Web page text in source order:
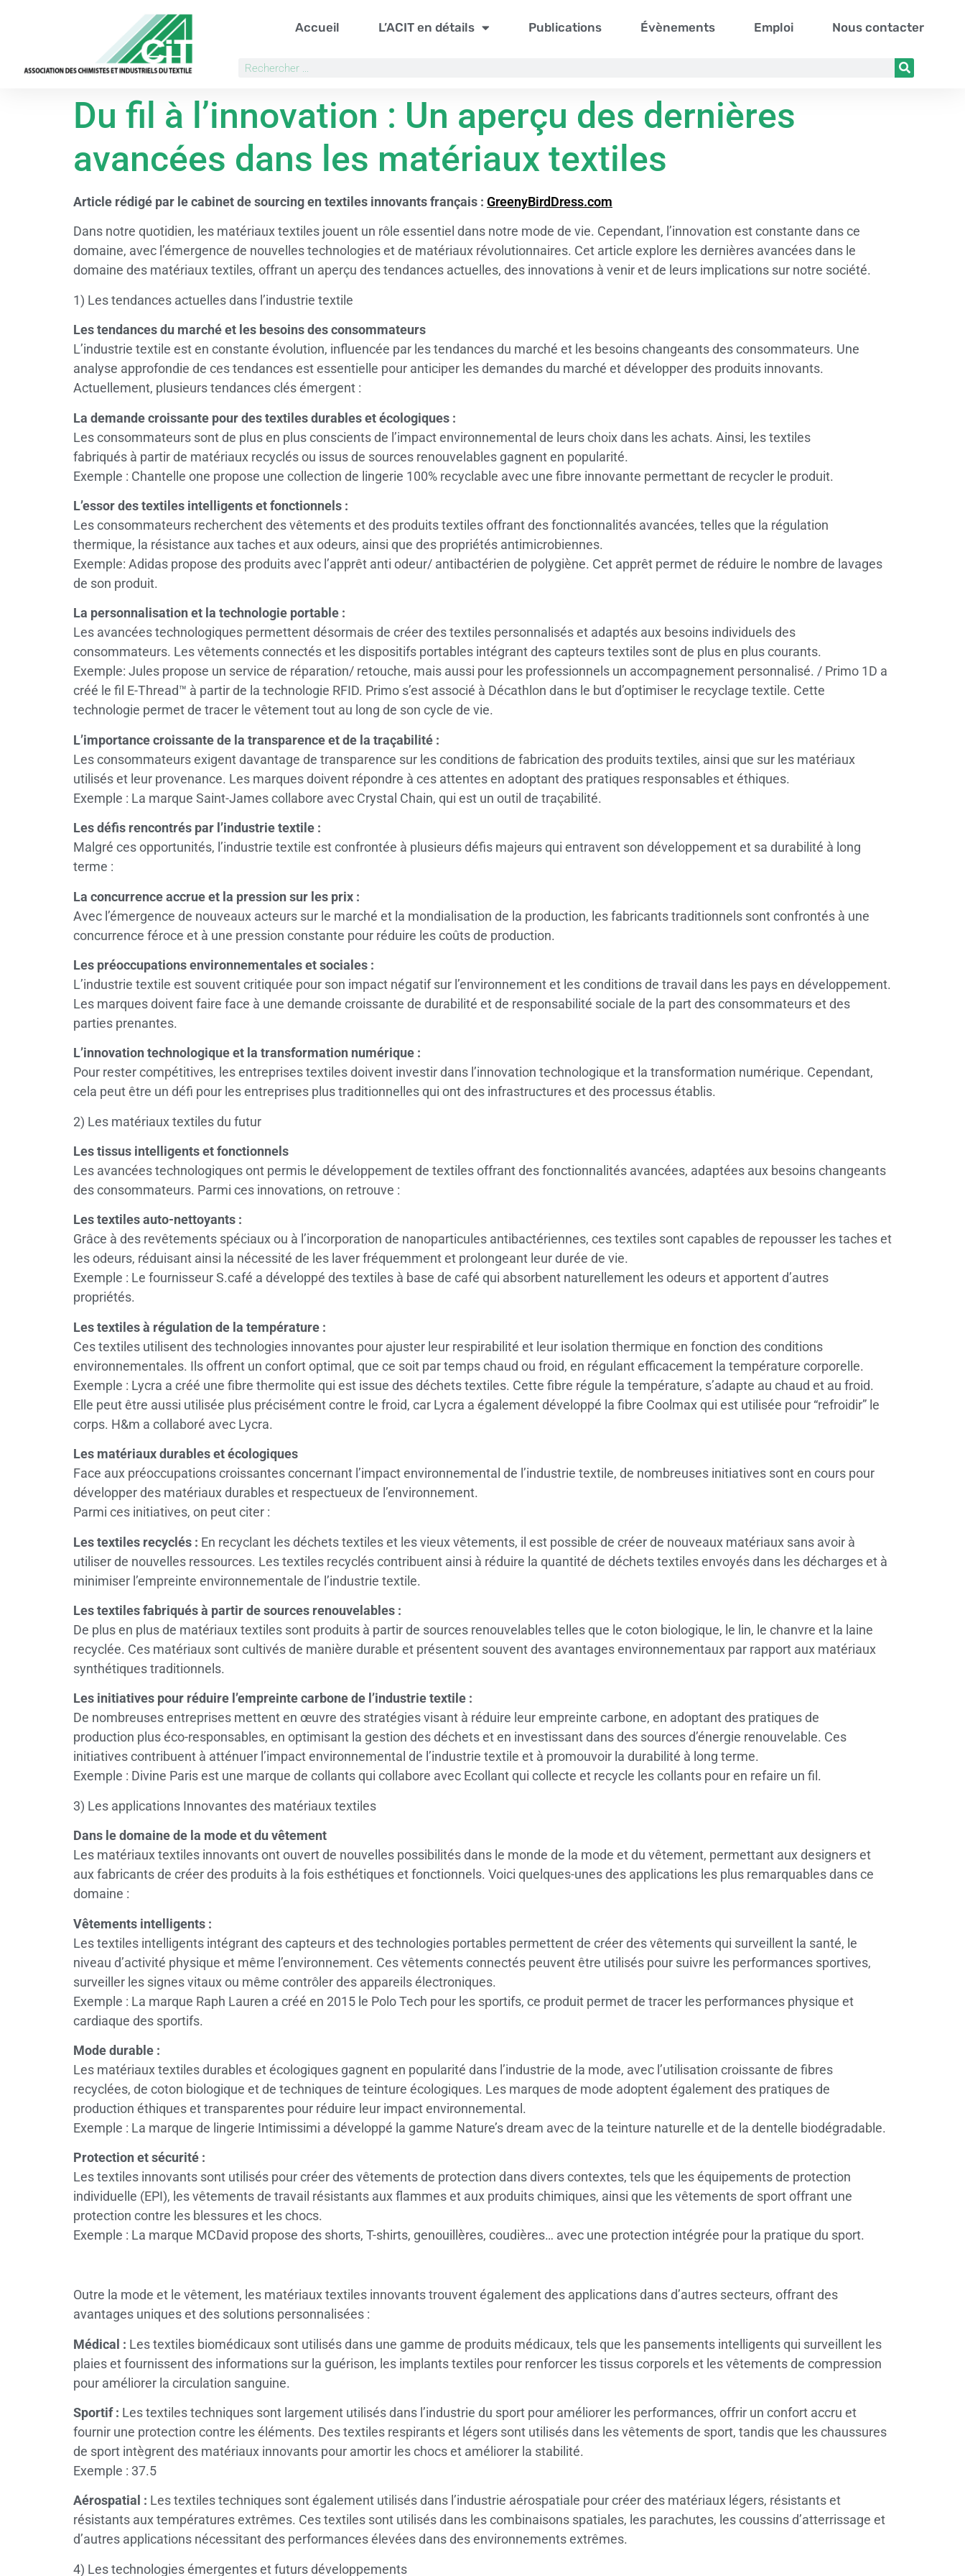
Accueil L’ACIT en détails Publications Évènements Emploi Nous contacter
Du fil à l’innovation : Un aperçu des dernières
avancées dans les matériaux textiles
Article rédigé par le cabinet de sourcing en textiles innovants français : GreenyBirdDress.com
Dans notre quotidien, les matériaux textiles jouent un rôle essentiel dans notre mode de vie. Cependant, l’innovation est constante dans ce
domaine, avec l’émergence de nouvelles technologies et de matériaux révolutionnaires. Cet article explore les dernières avancées dans le
domaine des matériaux textiles, offrant un aperçu des tendances actuelles, des innovations à venir et de leurs implications sur notre société.
1) Les tendances actuelles dans l’industrie textile
Les tendances du marché et les besoins des consommateurs
L’industrie textile est en constante évolution, influencée par les tendances du marché et les besoins changeants des consommateurs. Une
analyse approfondie de ces tendances est essentielle pour anticiper les demandes du marché et développer des produits innovants.
Actuellement, plusieurs tendances clés émergent :
La demande croissante pour des textiles durables et écologiques :
Les consommateurs sont de plus en plus conscients de l’impact environnemental de leurs choix dans les achats. Ainsi, les textiles
fabriqués à partir de matériaux recyclés ou issus de sources renouvelables gagnent en popularité.
Exemple : Chantelle one propose une collection de lingerie 100% recyclable avec une fibre innovante permettant de recycler le produit.
L’essor des textiles intelligents et fonctionnels :
Les consommateurs recherchent des vêtements et des produits textiles offrant des fonctionnalités avancées, telles que la régulation
thermique, la résistance aux taches et aux odeurs, ainsi que des propriétés antimicrobiennes.
Exemple: Adidas propose des produits avec l’apprêt anti odeur/ antibactérien de polygiène. Cet apprêt permet de réduire le nombre de lavages
de son produit.
La personnalisation et la technologie portable :
Les avancées technologiques permettent désormais de créer des textiles personnalisés et adaptés aux besoins individuels des
consommateurs. Les vêtements connectés et les dispositifs portables intégrant des capteurs textiles sont de plus en plus courants.
Exemple: Jules propose un service de réparation/ retouche, mais aussi pour les professionnels un accompagnement personnalisé. / Primo 1D a
créé le fil E-Thread™ à partir de la technologie RFID. Primo s’est associé à Décathlon dans le but d’optimiser le recyclage textile. Cette
technologie permet de tracer le vêtement tout au long de son cycle de vie.
L’importance croissante de la transparence et de la traçabilité :
Les consommateurs exigent davantage de transparence sur les conditions de fabrication des produits textiles, ainsi que sur les matériaux
utilisés et leur provenance. Les marques doivent répondre à ces attentes en adoptant des pratiques responsables et éthiques.
Exemple : La marque Saint-James collabore avec Crystal Chain, qui est un outil de traçabilité.
Les défis rencontrés par l’industrie textile :
Malgré ces opportunités, l’industrie textile est confrontée à plusieurs défis majeurs qui entravent son développement et sa durabilité à long
terme :
La concurrence accrue et la pression sur les prix :
Avec l’émergence de nouveaux acteurs sur le marché et la mondialisation de la production, les fabricants traditionnels sont confrontés à une
concurrence féroce et à une pression constante pour réduire les coûts de production.
Les préoccupations environnementales et sociales :
L’industrie textile est souvent critiquée pour son impact négatif sur l’environnement et les conditions de travail dans les pays en développement.
Les marques doivent faire face à une demande croissante de durabilité et de responsabilité sociale de la part des consommateurs et des
parties prenantes.
L’innovation technologique et la transformation numérique :
Pour rester compétitives, les entreprises textiles doivent investir dans l’innovation technologique et la transformation numérique. Cependant,
cela peut être un défi pour les entreprises plus traditionnelles qui ont des infrastructures et des processus établis.
2) Les matériaux textiles du futur
Les tissus intelligents et fonctionnels
Les avancées technologiques ont permis le développement de textiles offrant des fonctionnalités avancées, adaptées aux besoins changeants
des consommateurs. Parmi ces innovations, on retrouve :
Les textiles auto-nettoyants :
Grâce à des revêtements spéciaux ou à l’incorporation de nanoparticules antibactériennes, ces textiles sont capables de repousser les taches et
les odeurs, réduisant ainsi la nécessité de les laver fréquemment et prolongeant leur durée de vie.
Exemple : Le fournisseur S.café a développé des textiles à base de café qui absorbent naturellement les odeurs et apportent d’autres
propriétés.
Les textiles à régulation de la température :
Ces textiles utilisent des technologies innovantes pour ajuster leur respirabilité et leur isolation thermique en fonction des conditions
environnementales. Ils offrent un confort optimal, que ce soit par temps chaud ou froid, en régulant efficacement la température corporelle.
Exemple : Lycra a créé une fibre thermolite qui est issue des déchets textiles. Cette fibre régule la température, s’adapte au chaud et au froid.
Elle peut être aussi utilisée plus précisément contre le froid, car Lycra a également développé la fibre Coolmax qui est utilisée pour “refroidir” le
corps. H&m a collaboré avec Lycra.
Les matériaux durables et écologiques
Face aux préoccupations croissantes concernant l’impact environnemental de l’industrie textile, de nombreuses initiatives sont en cours pour
développer des matériaux durables et respectueux de l’environnement.
Parmi ces initiatives, on peut citer :
Les textiles recyclés : En recyclant les déchets textiles et les vieux vêtements, il est possible de créer de nouveaux matériaux sans avoir à
utiliser de nouvelles ressources. Les textiles recyclés contribuent ainsi à réduire la quantité de déchets textiles envoyés dans les décharges et à
minimiser l’empreinte environnementale de l’industrie textile.
Les textiles fabriqués à partir de sources renouvelables :
De plus en plus de matériaux textiles sont produits à partir de sources renouvelables telles que le coton biologique, le lin, le chanvre et la laine
recyclée. Ces matériaux sont cultivés de manière durable et présentent souvent des avantages environnementaux par rapport aux matériaux
synthétiques traditionnels.
Les initiatives pour réduire l’empreinte carbone de l’industrietextile :
De nombreuses entreprises mettent en œuvre des stratégies visant à réduire leur empreinte carbone, en adoptant des pratiques de
production plus éco-responsables, en optimisant la gestion des déchets et en investissant dans des sources d’énergie renouvelable. Ces
initiatives contribuent à atténuer l’impact environnemental de l’industrie textile et à promouvoir la durabilité à long terme.
Exemple : Divine Paris est une marque de collants qui collabore avec Ecollant qui collecte et recycle les collants pour en refaire un fil.
3) Les applications Innovantes des matériaux textiles
Dans le domaine de la mode et du vêtement
Les matériaux textiles innovants ont ouvert de nouvelles possibilités dans le monde de la mode et du vêtement, permettant aux designers et
aux fabricants de créer des produits à la fois esthétiques et fonctionnels. Voici quelques-unes des applications les plus remarquables dans ce
domaine :
Vêtements intelligents :
Les textiles intelligents intégrant des capteurs et des technologies portables permettent de créer des vêtements qui surveillent la santé, le
niveau d’activité physique et même l’environnement. Ces vêtements connectés peuvent être utilisés pour suivre les performances sportives,
surveiller les signes vitaux ou même contrôler des appareils électroniques.
Exemple : La marque Raph Lauren a créé en 2015 le Polo Tech pour les sportifs, ce produit permet de tracer les performances physique et
cardiaque des sportifs.
Mode durable :
Les matériaux textiles durables et écologiques gagnent en popularité dans l’industrie de la mode, avec l’utilisation croissante de fibres
recyclées, de coton biologique et de techniques de teinture écologiques. Les marques de mode adoptent également des pratiques de
production éthiques et transparentes pour réduire leur impact environnemental.
Exemple : La marque de lingerie Intimissimi a développé la gamme Nature’s dream avec de la teinture naturelle et de la dentelle biodégradable.
Protection et sécurité :
Les textiles innovants sont utilisés pour créer des vêtements de protection dans divers contextes, tels que les équipements de protection
individuelle (EPI), les vêtements de travail résistants aux flammes et aux produits chimiques, ainsi que les vêtements de sport offrant une
protection contre les blessures et les chocs.
Exemple : La marque MCDavid propose des shorts, T-shirts, genouillères, coudières… avec une protection intégrée pour la pratique du sport.
Outre la mode et le vêtement, les matériaux textiles innovants trouvent également des applications dans d’autres secteurs, offrant des
avantages uniques et des solutions personnalisées :
Médical : Les textiles biomédicaux sont utilisés dans une gamme de produits médicaux, tels que les pansements intelligents qui surveillent les
plaies et fournissent des informations sur la guérison, les implants textiles pour renforcer les tissus corporels et les vêtements de compression
pour améliorer la circulation sanguine.
Sportif : Les textiles techniques sont largement utilisés dans l’industrie du sport pour améliorer les performances, offrir un confort accru et
fournir une protection contre les éléments. Des textiles respirants et légers sont utilisés dans les vêtements de sport, tandis que les chaussures
de sport intègrent des matériaux innovants pour amortir les chocs et améliorer la stabilité.
Exemple : 37.5
Aérospatial : Les textiles techniques sont également utilisés dans l’industrie aérospatiale pour créer des matériaux légers, résistants et
résistants aux températures extrêmes. Ces textiles sont utilisés dans les combinaisons spatiales, les parachutes, les coussins d’atterrissage et
d’autres applications nécessitant des performances élevées dans des environnements extrêmes.
4) Les technologies émergentes et futurs développements